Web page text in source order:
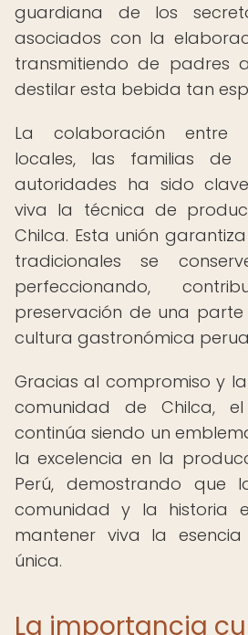
guardiana de los
asociados con la
transmitiendo de padres
destilar esta bebida tan
La colaboración entre
locales, las familias
autoridades ha sido
viva la técnica de
Chilca. Esta unión
tradicionales se
perfeccionando,
preservación de una
cultura gastronómica
Gracias al compromiso y
comunidad de Chilca,
continúa siendo un
la excelencia en la
Perú, demostrando que
comunidad y la historia
mantener viva la
única.
La importancia